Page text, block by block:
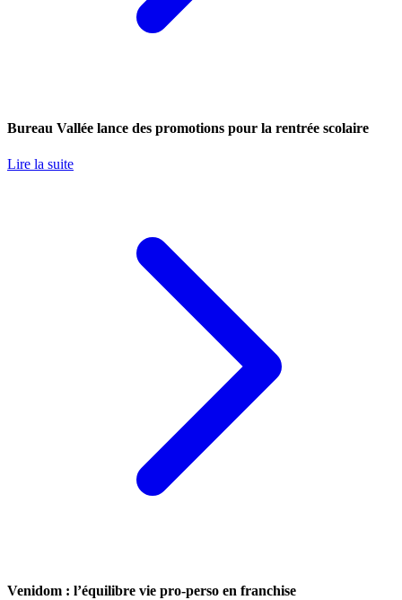
Bureau Vallée lance des promotions pour la rentrée scolaire
Lire la suite
Venidom : l’équilibre vie pro-perso en franchise